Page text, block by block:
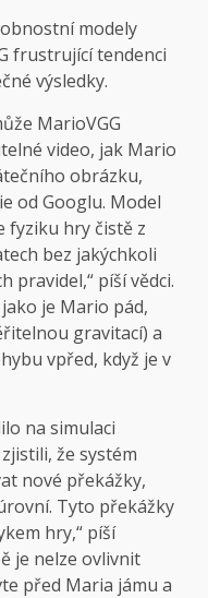
modely
frustrující tendenci
výsledky.
MarioVGG
video, jak Mario
obrázku,
od Googlu. Model
fyziku hry čistě z
bez jakýchkoli
pravidel,“ píší vědci.
je Mario pád,
gravitací) a
vpřed, když je v
na simulaci
že systém
nové překážky,
Tyto překážky
hry,“ píší
je nelze ovlivnit
před Maria jámu a